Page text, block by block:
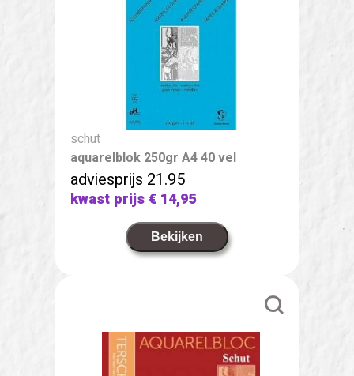
schut
aquarelblok 250gr A4 40 vel
adviesprijs 21.95
kwast prijs€ 14,95
Bekijken